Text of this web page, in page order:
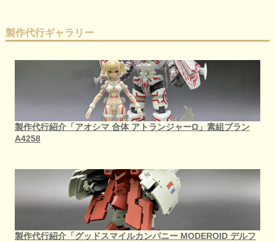
製作代行ギャラリー
製作代行紹介「アオシマ 合体 アトランジャーΩ」素組プラン
A4258
製作代行紹介「グッドスマイルカンパニー MODEROID デルフ